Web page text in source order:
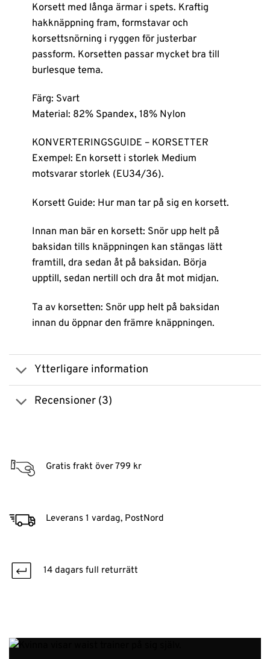
Korsett med långa ärmar i spets. Kraftig
hakknäppning fram, formstavar och
korsettsnörning i ryggen för justerbar
passform. Korsetten passar mycket bra till
burlesque tema.
Färg: Svart
Material: 82% Spandex, 18% Nylon
KONVERTERINGSGUIDE – KORSETTER
Exempel: En korsett i storlek Medium
motsvarar storlek (EU34/36).
Korsett Guide: Hur man tar på sig en korsett.
Innan man bär en korsett: Snör upp helt på
baksidan tills knäppningen kan stängas lätt
framtill, dra sedan åt på baksidan. Börja
upptill, sedan nertill och dra åt mot midjan.
Ta av korsetten: Snör upp helt på baksidan
innan du öppnar den främre knäppningen.
Ytterligare information
Recensioner (3)
Gratis frakt över 799 kr
Leverans 1 vardag, PostNord
14 dagars full returrätt